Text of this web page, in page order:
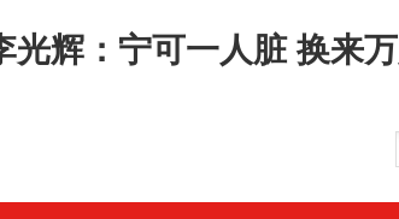
辉：宁可一人脏 换来